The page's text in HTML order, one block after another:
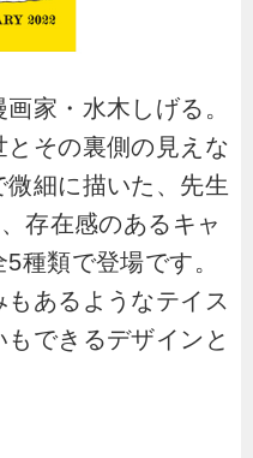
家・水木しげる。
その裏側の見えな
細に描いた、先生
存在感のあるキャ
種類で登場です。
あるようなテイス
もできるデザインと